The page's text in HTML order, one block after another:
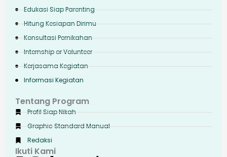
Edukasi Siap Parenting
Hitung Kesiapan Dirimu
Konsultasi Pernikahan
Internship or Volunteer
Kerjasama Kegiatan
Informasi Kegiatan
Tentang Program
Profil Siap Nikah
Graphic Standard Manual
Redaksi
Ikuti Kami